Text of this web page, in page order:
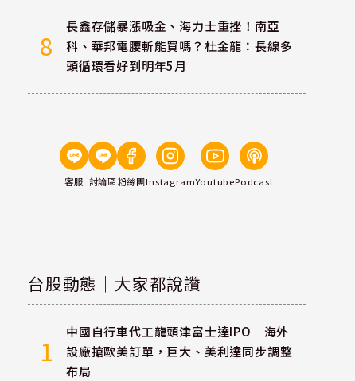
8
長鑫存儲暴漲吸金、海力士重挫！南亞
科、華邦電腰斬能買嗎？杜金龍：長線多
頭循環看好到明年5月
客服 討論區粉絲團InstagramYoutubePodcast
台股動態｜大家都說讚
1
中國自行車代工龍頭津富士達IPO 海外
設廠搶歐美訂單，巨大、美利達同步調整
布局